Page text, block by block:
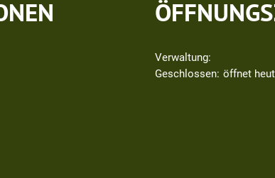
Verwaltung:
Klicken, um weitere
Geschlossen: öffnet